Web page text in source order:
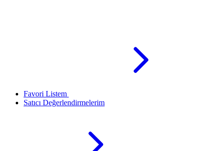
Favori Listem
Satıcı Değerlendirmelerim